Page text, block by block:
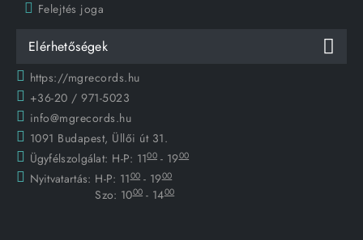
Felejtés joga
Elérhetőségek
https://mgrecords.hu
+36-20 / 971-5023
info@mgrecords.hu
1091 Budapest, Üllői út 31.
Ügyfélszolgálat: H-P: 1100 - 1900
Nyitvatartás: H-P: 1100 - 1900
Szo: 1000 - 1400